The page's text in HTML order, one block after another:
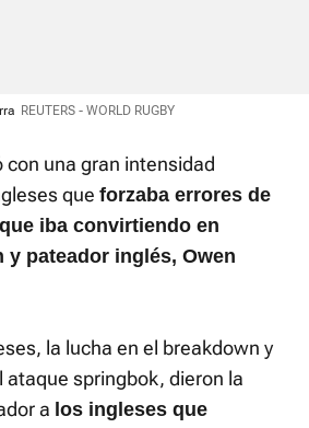
REUTERS - WORLD RUGBY
con una gran intensidad
que forzaba errores de
iba convirtiendo en
y pateador inglés, Owen
la lucha en el breakdown y
ataque springbok, dieron la
a los ingleses que